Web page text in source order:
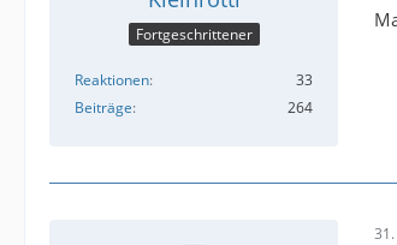
Fortgeschrittener
Reaktionen
33
Beiträge
264